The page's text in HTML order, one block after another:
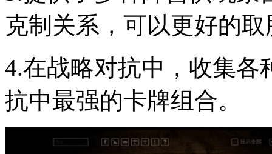
克制关系，可以更好的取
4.在战略对抗中，收集各
抗中最强的卡牌组合。